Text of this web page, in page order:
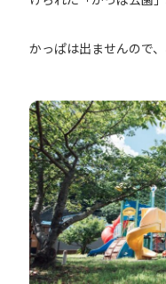
かっぱは出ませんので